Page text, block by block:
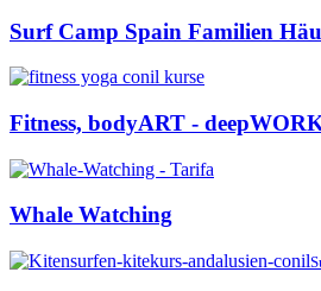
Surf Camp Spain Familien
Fitness, bodyART -
Whale Watching